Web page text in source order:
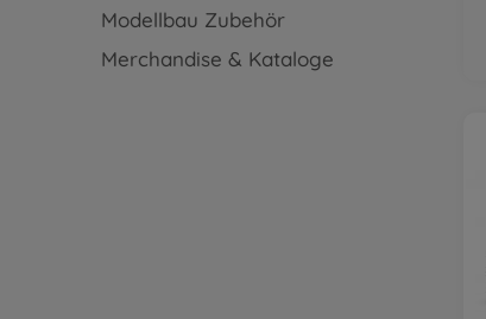
Modellbau Zubehör
Merchandise & Kataloge